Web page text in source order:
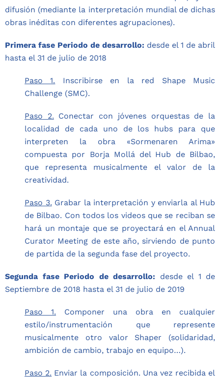
difusión (mediante la interpretación mundial de dichas
obras inéditas con diferentes agrupaciones).
Primera fase Periodo de desarrollo: desde el 1 de abril
hasta el 31 de julio de 2018
Paso 1. Inscribirse en la red Shape Music
Challenge (SMC).
Paso 2. Conectar con jóvenes orquestas de la
localidad de cada uno de los hubs para que
interpreten la obra «Sormenaren Arima»
compuesta por Borja Mollá del Hub de Bilbao,
que representa musicalmente el valor de la
creatividad.
Paso 3. Grabar la interpretación y enviarla al Hub
de Bilbao. Con todos los videos que se reciban se
hará un montaje que se proyectará en el Annual
Curator Meeting de este año, sirviendo de punto
de partida de la segunda fase del proyecto.
Segunda fase Periodo de desarrollo: desde el 1 de
Septiembre de 2018 hasta el 31 de julio de 2019
Paso 1. Componer una obra en cualquier
estilo/instrumentación que represente
musicalmente otro valor Shaper (solidaridad,
ambición de cambio, trabajo en equipo…).
Paso 2. Enviar la composición. Una vez recibida el